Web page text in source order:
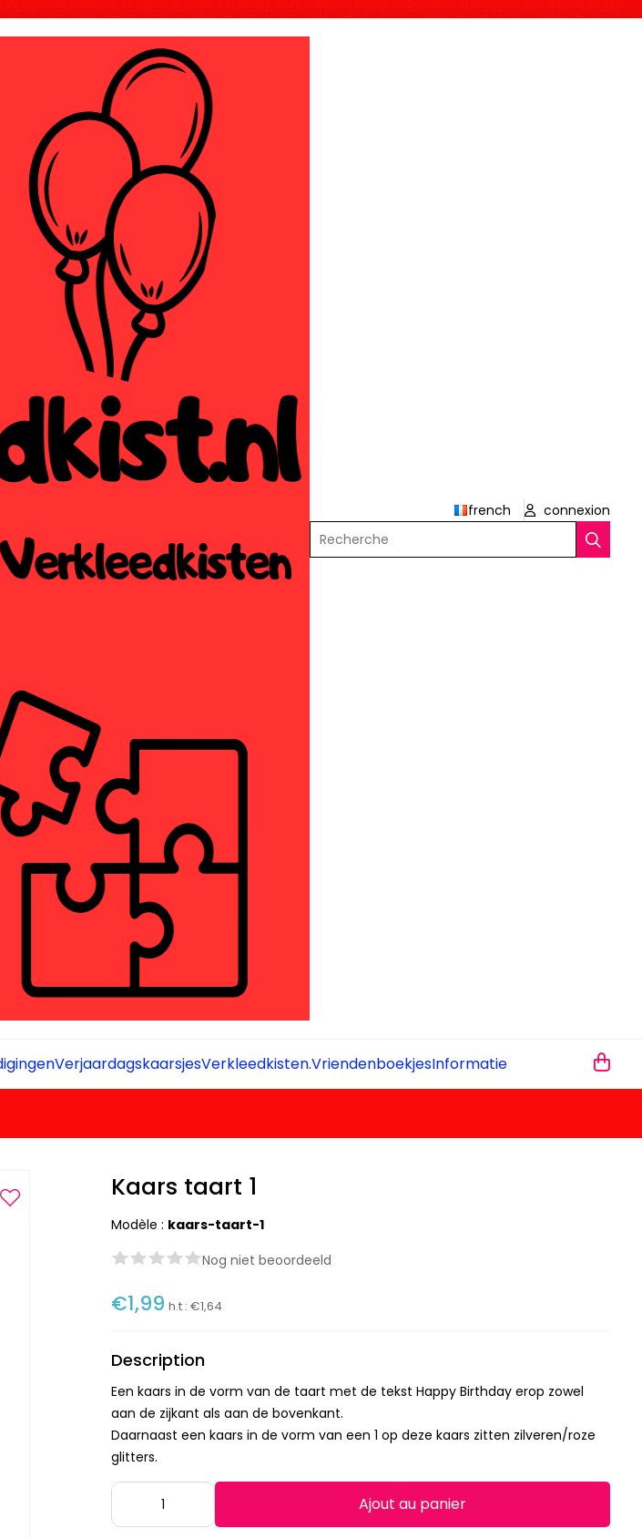
french
connexion
Recherche
VerjaardagskaarsjesVerkleedkisten.VriendenboekjesInformatie
Kaars taart 1
Modèle : kaars-taart-1
Nog niet beoordeeld
€1,99 h.t :€1,64
Description
Een kaars in de vorm van de taart met de tekst Happy Birthday erop zowel
aan de zijkant als aan de bovenkant.
Daarnaast een kaars in de vorm van een 1 op deze kaars zitten zilveren/roze
glitters.
Ajout au panier